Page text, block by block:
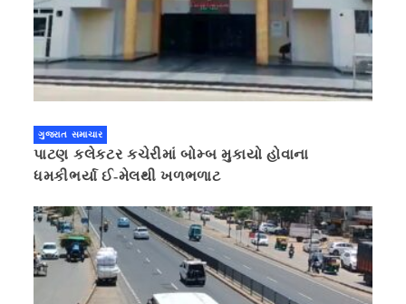
ગુજરાત સમાચાર
પાટણ કલેકટર કચેરીમાં બોમ્બ મુકાયો હોવાના
ધમકીભર્યા ઈ-મેલથી ખળભળાટ